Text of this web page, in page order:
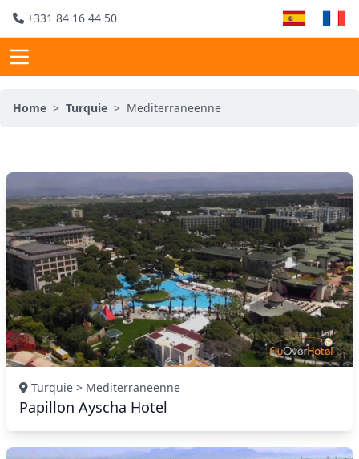
+331 84 16 44 50
Home > Turquie > Mediterraneenne
Turquie > Mediterraneenne
Papillon Ayscha Hotel